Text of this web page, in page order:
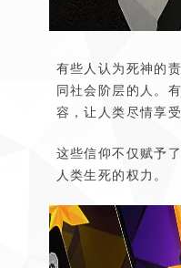
有些人认为死神的
同社会阶层的人。
容，让人类尽情享受
这些信仰不仅赋予
人类生死的权力。